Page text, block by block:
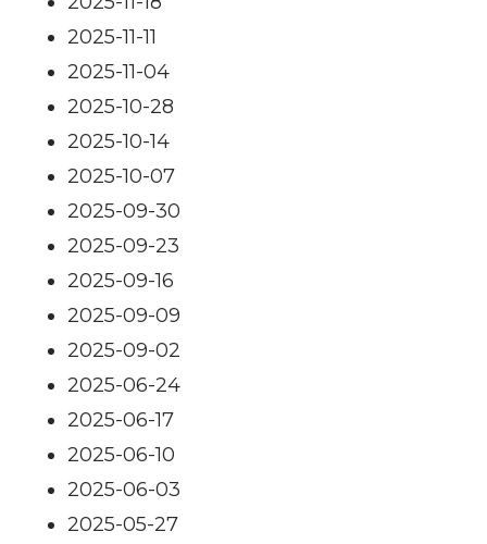
2025-11-11
2025-11-04
2025-10-28
2025-10-14
2025-10-07
2025-09-30
2025-09-23
2025-09-16
2025-09-09
2025-09-02
2025-06-24
2025-06-17
2025-06-10
2025-06-03
2025-05-27